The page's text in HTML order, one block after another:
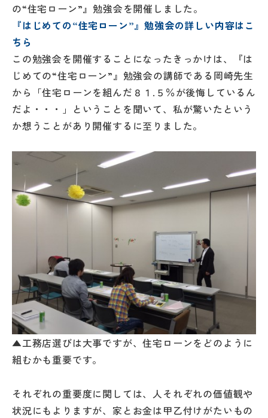
の“住宅ローン”』勉強会を開催しました。
『はじめての“住宅ローン”』勉強会の詳しい内容はこ
ちら
この勉強会を開催することになったきっかけは、『は
じめての“住宅ローン”』勉強会の講師である岡崎先生
から「住宅ローンを組んだ８１.５％が後悔しているん
だよ・・・」ということを聞いて、私が驚いたという
か想うことがあり開催するに至りました。
▲工務店選びは大事ですが、住宅ローンをどのように
組むかも重要です。
それぞれの重要度に関しては、人それぞれの価値観や
状況にもよりますが、家とお金は甲乙付けがたいもの